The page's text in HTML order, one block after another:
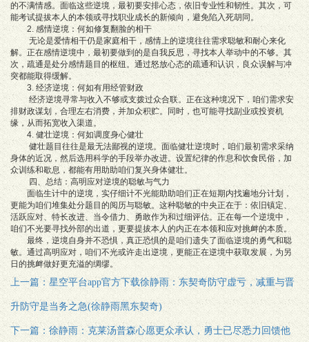
的不满情感。面临这些逆境，最初要安排心态，依旧专业性和韧性。其次，可
能考试提拔本人的本领或寻找职业成长的新倾向，避免陷入死胡同。
2. 感情逆境：何如修复翻脸的相干
无论是爱情相干仍是家庭相干，感情上的逆境往往需求聪敏和耐心来化
解。正在感情逆境中，最初要做到的是自我反思，寻找本人举动中的不够。其
次，疏通是处分感情题目的枢纽。通过怒放心态的疏通和认识，良众误解与冲
突都能取得缓解。
3. 经济逆境：何如有用经管财政
经济逆境寻常与收入不够或支拨过众合联。正在这种境况下，咱们需求安
排财政谋划，合理左右消费，并加众积贮。同时，也可能寻找副业或投资机
缘，从而拓宽收入渠道。
4. 健壮逆境：何如调度身心健壮
健壮题目往往是最无法鄙视的逆境。面临健壮逆境时，咱们最初需求采纳
身体的近况，然后选用科学的手段举办改进。设置纪律的作息和饮食民俗，加
众训练和歇息，都能有用助助咱们复兴身体健壮。
四、总结：高明应对逆境的聪敏与气力
面临生计中的逆境，实仔细计不光能助助咱们正在短期内找遍地分计划，
更能为咱们堆集处分题目的阅历与聪敏。这种聪敏的中央正在于：依旧镇定、
活跃应对、特长改进、当令借力、勇敢作为和过细评估。正在每一个逆境中，
咱们不光要寻找外部的出道，更要提拔本人的内正在本领和应对挑衅的本质。
最终，逆境自身并不恐惧，真正恐惧的是咱们遗失了面临逆境的勇气和聪
敏。通过高明应对，咱们不光或许走出逆境，更能正在逆境中获取发展，为另
日的挑衅做好更充溢的绸缪。
上一篇：星空平台app官方下载徐静雨：东契奇防守虚亏，减重与晋
升防守是当务之急(徐静雨黑东契奇)
下一篇：徐静雨：克莱汤普森心愿更众承认，勇士已尽悉力回馈他